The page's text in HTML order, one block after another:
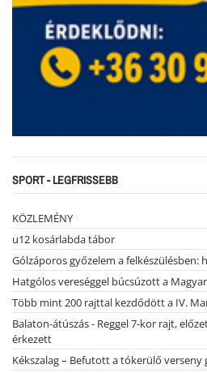
SPORT - LEGFRISSEBB
KÖZLEMÉNY
u12 kosárlabda tábor
Gólzáporos győzelem a felkészülésben:
Hatgólos vereséggel búcsúzott a
Több mint 200 rajttal kezdődött a IV.
Balaton-átúszás - Reggel 7-kor rajt,
érkezett
Kékszalag – Befutott a tókerülő verseny